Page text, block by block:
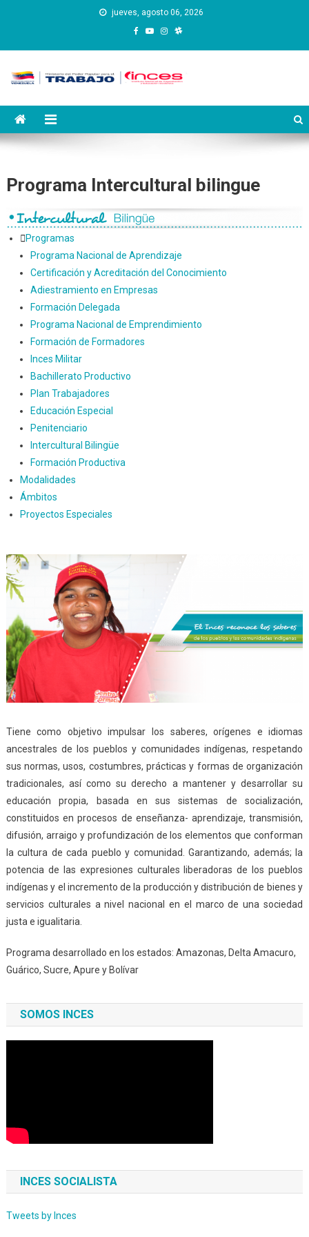
jueves, agosto 06, 2026
Instituto Nacional de
Capacitación y Educación
Programa Intercultural bilingue
Programas
Programa Nacional de Aprendizaje
Certificación y Acreditación del Conocimiento
Adiestramiento en Empresas
Formación Delegada
Programa Nacional de Emprendimiento
Formación de Formadores
Inces Militar
Bachillerato Productivo
Plan Trabajadores
Educación Especial
Penitenciario
Intercultural Bilingüe
Formación Productiva
Modalidades
Ámbitos
Proyectos Especiales
Tiene como objetivo impulsar los saberes, orígenes e idiomas
ancestrales de los pueblos y comunidades indígenas, respetando
sus normas, usos, costumbres, prácticas y formas de organización
tradicionales, así como su derecho a mantener y desarrollar su
educación propia, basada en sus sistemas de socialización,
constituidos en procesos de enseñanza- aprendizaje, transmisión,
difusión, arraigo y profundización de los elementos que conforman
la cultura de cada pueblo y comunidad. Garantizando, además; la
potencia de las expresiones culturales liberadoras de los pueblos
indígenas y el incremento de la producción y distribución de bienes y
servicios culturales a nivel nacional en el marco de una sociedad
justa e igualitaria.
Programa desarrollado en los estados: Amazonas, Delta Amacuro,
Guárico, Sucre, Apure y Bolívar
SOMOS INCES
INCES SOCIALISTA
Tweets by Inces